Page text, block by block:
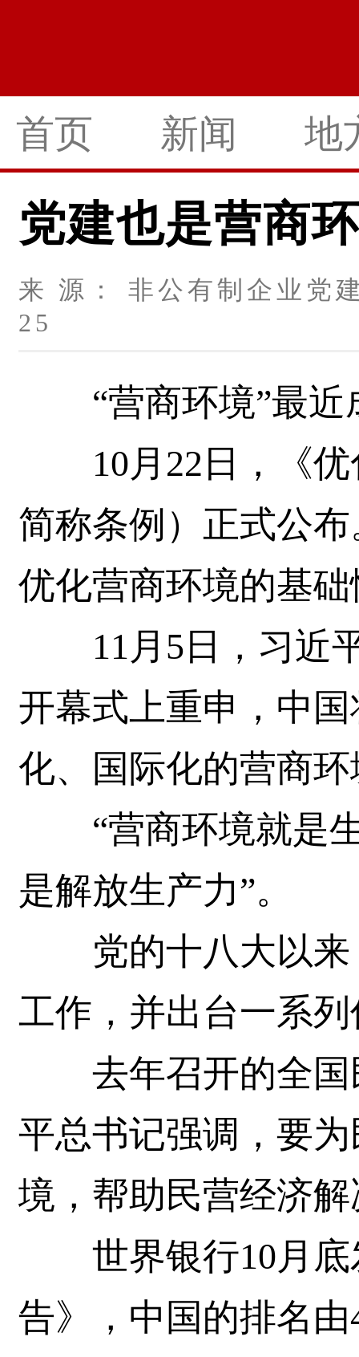
首页 新闻 地
党建也是营商
来 源： 非公有制企业
25
“营商环境”最近
10月22日，《优
简称条例）正式公
优化营商环境的基
11月5日，习近平
开幕式上重申，中
化、国际化的营商
“营商环境就是生
是解放生产力”。
党的十八大以来
工作，并出台一系
去年召开的全国
平总书记强调，要
境，帮助民营经济
世界银行10月底
告》，中国的排名